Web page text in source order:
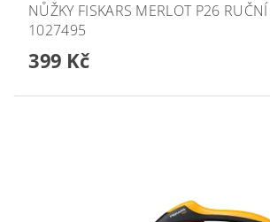
NŮŽKY FISKARS MERLOT P26
1027495
399 Kč